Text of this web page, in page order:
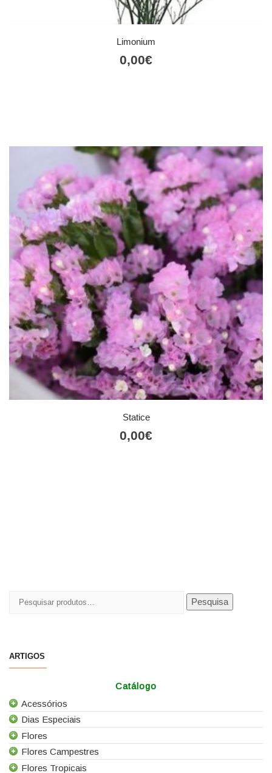
Limonium
0,00€
Statice
0,00€
Pesquisar
Pesquisa
ARTIGOS
Catálogo
Acessórios
Todos os Acessórios
Alfinetes
Arames
Caixas e Sacos
Dias Especiais
25 de Abril
Casamentos
Dia da Mãe
Flores
Todas as Flores
Agapanthus
Flores Campestres
Todas as Flores Campestres
Flores Tropicais